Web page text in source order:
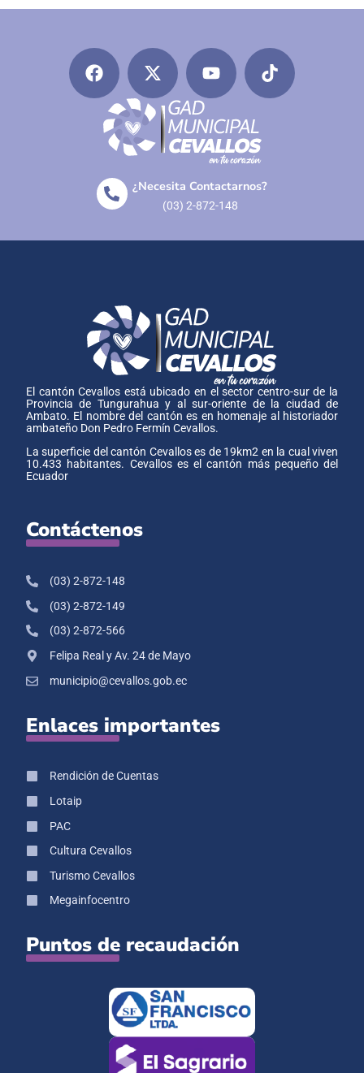
¿Necesita Contactarnos?
(03) 2-872-148
El cantón Cevallos está ubicado en el sector centro-sur de la
Provincia de Tungurahua y al sur-oriente de la ciudad de
Ambato. El nombre del cantón es en homenaje al historiador
ambateño Don Pedro Fermín Cevallos.
La superficie del cantón Cevallos es de 19km2 en la cual viven
10.433 habitantes. Cevallos es el cantón más pequeño del
Ecuador
Contáctenos
(03) 2-872-148
(03) 2-872-149
(03) 2-872-566
Felipa Real y Av. 24 de Mayo
municipio@cevallos.gob.ec
Enlaces importantes
Rendición de Cuentas
Lotaip
PAC
Cultura Cevallos
Turismo Cevallos
Megainfocentro
Puntos de recaudación